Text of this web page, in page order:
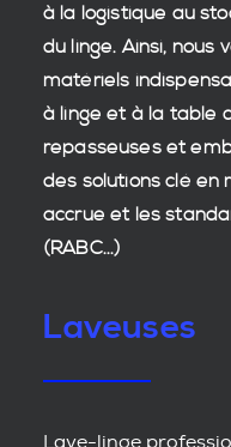
à la logistique au
du linge. Ainsi, nous
matériels
à linge et à la table
repasseuses et
des solutions clé en
accrue et les
(RABC...)
Laveuses
Lave-linge